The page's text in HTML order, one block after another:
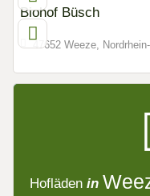
Biohof Büsch
47652 Weeze,
Hofläden in